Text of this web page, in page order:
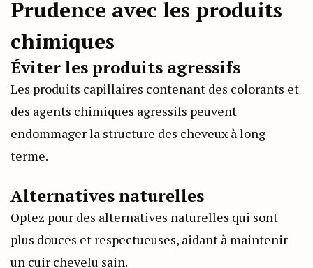
Prudence avec les produits
chimiques
Éviter les produits agressifs
Les produits capillaires contenant des colorants et
des agents chimiques agressifs peuvent
endommager la structure des cheveux à long
terme.
Alternatives naturelles
Optez pour des alternatives naturelles qui sont
plus douces et respectueuses, aidant à maintenir
un cuir chevelu sain.